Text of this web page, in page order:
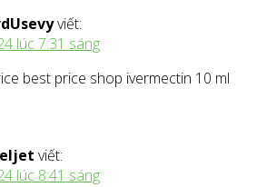
viết:
lúc 7:31 sáng
best price shop ivermectin 10 ml
viết:
lúc 8:41 sáng